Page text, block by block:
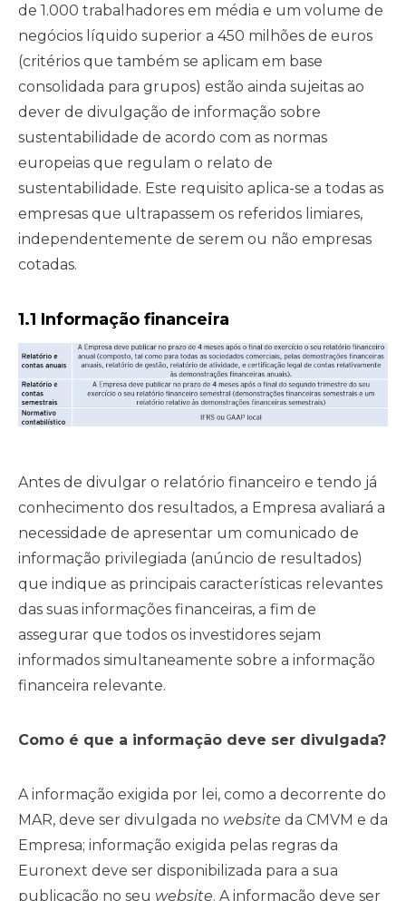
de 1.000 trabalhadores em média e um volume de
negócios líquido superior a 450 milhões de euros
(critérios que também se aplicam em base
consolidada para grupos) estão ainda sujeitas ao
dever de divulgação de informação sobre
sustentabilidade de acordo com as normas
europeias que regulam o relato de
sustentabilidade. Este requisito aplica-se a todas as
empresas que ultrapassem os referidos limiares,
independentemente de serem ou não empresas
cotadas.
1.1 Informação financeira
Antes de divulgar o relatório financeiro e tendo já
conhecimento dos resultados, a Empresa avaliará a
necessidade de apresentar um comunicado de
informação privilegiada (anúncio de resultados)
que indique as principais características relevantes
das suas informações financeiras, a fim de
assegurar que todos os investidores sejam
informados simultaneamente sobre a informação
financeira relevante.
Como é que a informação deve ser divulgada?
A informação exigida por lei, como a decorrente do
MAR, deve ser divulgada no website da CMVM e da
Empresa; informação exigida pelas regras da
Euronext deve ser disponibilizada para a sua
publicação no seu website. A informação deve ser